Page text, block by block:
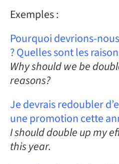
Exemples :
Pourquoi devrions-
? Quelles sont les
Why should we be
reasons?
Je devrais redoubler
une promotion cette
I should double up my
this year.